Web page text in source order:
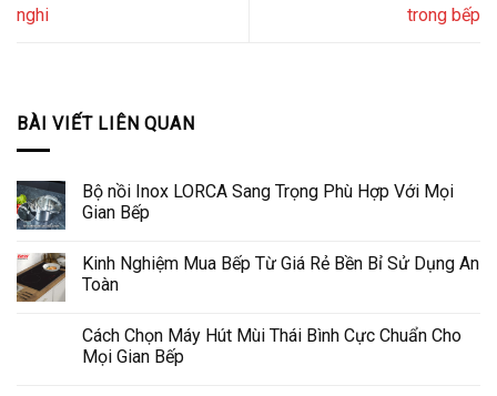
nghi
trong bếp
BÀI VIẾT LIÊN QUAN
Bộ nồi Inox LORCA Sang Trọng Phù Hợp Với Mọi
Gian Bếp
Kinh Nghiệm Mua Bếp Từ Giá Rẻ Bền Bỉ Sử Dụng An
Toàn
Cách Chọn Máy Hút Mùi Thái Bình Cực Chuẩn Cho
Mọi Gian Bếp